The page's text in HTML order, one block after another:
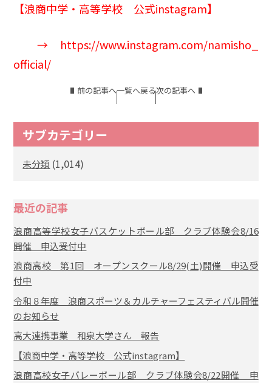
【浪商中学 ・高等学校 公式instagram】
→ https://www.instagram.com/namisho_
official/
前の記事へ一覧へ戻る次の記事へ
サブカテゴリー
未分類 (1,014)
最近の記事
浪商高等学校女子バスケットボール部 クラブ体験会8/16
開催 申込受付中
浪商高校 第1回 オープンスクール8/29(土)開催 申込受
付中
令和８年度 浪商スポーツ＆カルチャーフェスティバル開催
のお知らせ
高大連携事業 和泉大学さん 報告
【浪商中学・高等学校 公式instagram】
浪商高校女子バレーボール部 クラブ体験会8/22開催 申